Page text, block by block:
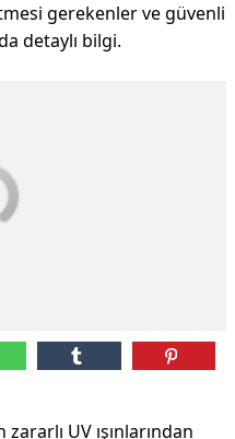
gerekenler ve güvenli
detaylı bilgi.
UV ışınlarından